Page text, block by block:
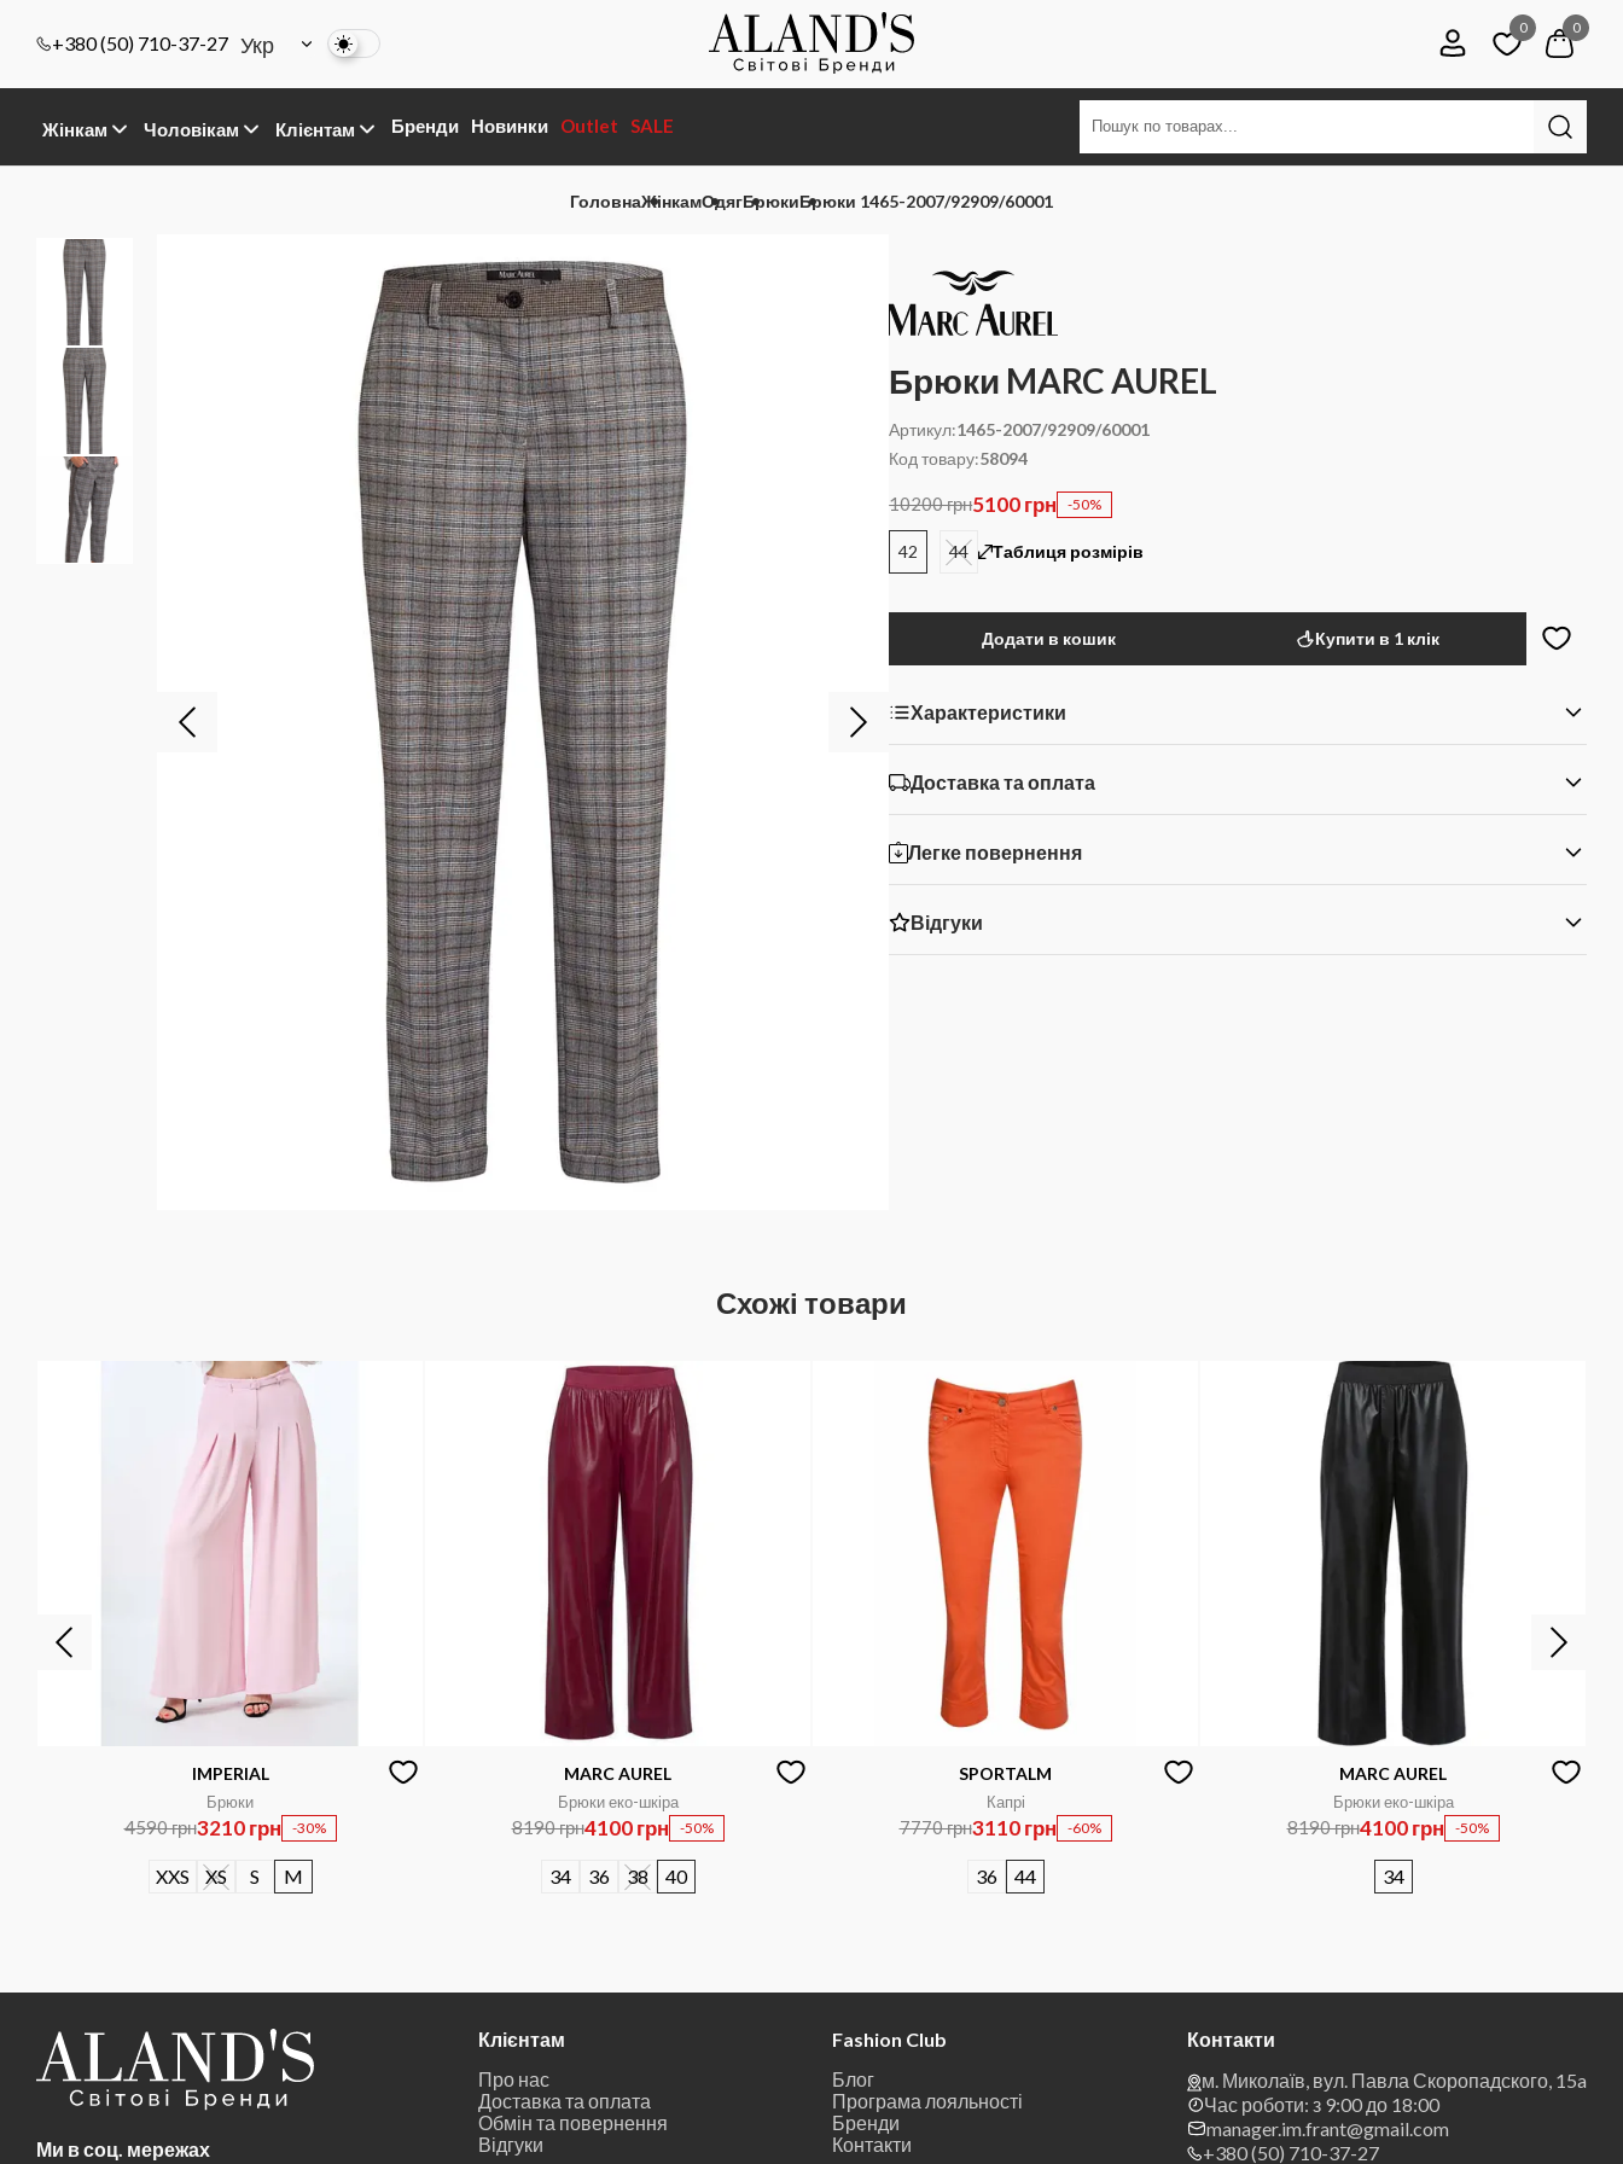
+380 (50) 710-37-27 Укр
0 0
Жінкам Чоловікам Клієнтам Бренди Новинки Outlet SALE
ГоловнаЖінкамОдягБрюкиБрюки 1465-2007/92909/60001
Брюки MARC AUREL
Артикул:1465-2007/92909/60001
Код товару:58094
10200 грн5100 грн -50%
42 44 Таблиця розмірів
Додати в кошик Купити в 1 клік
Характеристики
Доставка та оплата
Легке повернення
Відгуки
Схожі товари
IMPERIAL
Брюки
4590 грн3210 грн -30%
XXS XS S M
MARC AUREL
Брюки еко-шкіра
8190 грн4100 грн -50%
34 36 38 40
SPORTALM
Капрі
7770 грн3110 грн -60%
36 44
MARC AUREL
Брюки еко-шкіра
8190 грн4100 грн -50%
34
Ми в соц. мережах
Клієнтам
Про нас
Доставка та оплата
Обмін та повернення
Відгуки
Fashion Club
Блог
Програма лояльності
Бренди
Контакти
Контакти
м. Миколаїв, вул. Павла Скоропадского, 15a
Час роботи: з 9:00 до 18:00
manager.im.frant@gmail.com
+380 (50) 710-37-27